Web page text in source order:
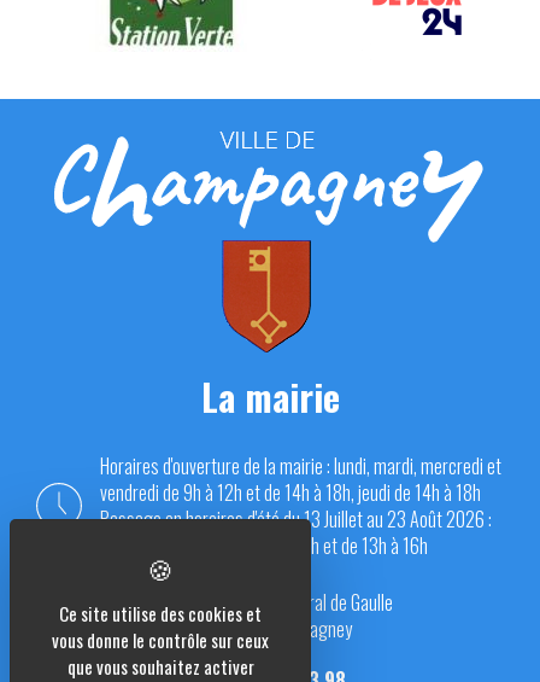
La mairie
Horaires d'ouverture de la mairie : lundi, mardi, mercredi et
vendredi de 9h à 12h et de 14h à 18h, jeudi de 14h à 18h
Passage en horaires d'été du 13 Juillet au 23 Août 2026 :
du lundi au vendredi de 9h à 12h et de 13h à 16h
Place du Général de Gaulle
70290 Champagney
Ce site utilise des cookies et
vous donne le contrôle sur ceux
que vous souhaitez activer